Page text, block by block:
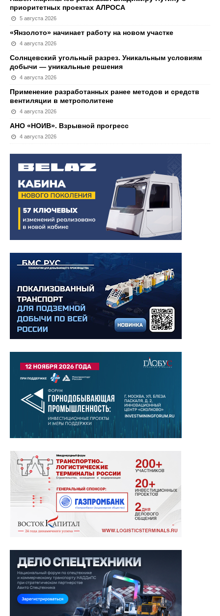
приоритетных проектах АЛРОСА
5 августа 2026
«Янзолото» начинает работу на новом участке
4 августа 2026
Солнцевский угольный разрез. Уникальным условиям
добычи — уникальные решения
4 августа 2026
Применение разработанных ранее методов и средств
вентиляции в метрополитене
4 августа 2026
АНО «НОИВ». Взрывной прогресс
4 августа 2026